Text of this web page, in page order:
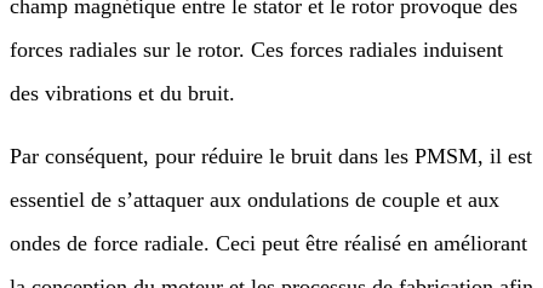
champ magnétique entre le stator et le rotor provoque des
forces radiales sur le rotor. Ces forces radiales induisent
des vibrations et du bruit.
Par conséquent, pour réduire le bruit dans les PMSM, il est
essentiel de s’attaquer aux ondulations de couple et aux
ondes de force radiale. Ceci peut être réalisé en améliorant